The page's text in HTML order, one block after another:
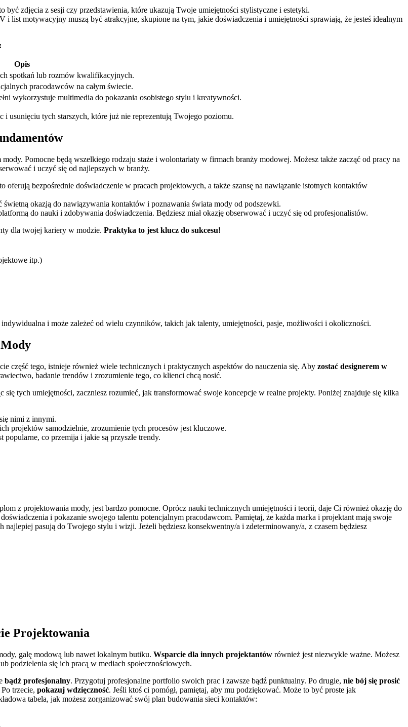
zdjęcia z sesji‌ czy przedstawienia, które ukazują Twoje umiejętności stylistyczne i estetyki.
‍list ⁤motywacyjny muszą być ⁤atrakcyjne, skupione na tym, jakie doświadczenia i umiejętności sprawiają, ‌że jesteś idealnym
Opis
spotkań‍ lub rozmów kwalifikacyjnych.
pracodawców na całym⁣ świecie.
‍wykorzystuje ‍multimedia do⁣ pokazania​ osobistego⁢ stylu i kreatywności.
usunięciu⁢ tych‍ starszych, które już nie ⁤reprezentują Twojego​ poziomu.
Pomocne będą wszelkiego ⁣rodzaju‌ staże i wolontariaty w firmach branży modowej. Możesz także ‌zacząć od ⁤pracy ⁤na
i uczyć się⁤ od najlepszych w ⁢branży.‍
bezpośrednie ⁤doświadczenie‌ w pracach ‍projektowych, a także⁢ szansę ‍na nawiązanie⁤ istotnych⁤ kontaktów
⁢świetną okazją ⁢do nawiązywania kontaktów i poznawania świata mody od podszewki.
‌do ​nauki i zdobywania doświadczenia. Będziesz miał ⁢okazję obserwować⁢ i uczyć​ się od profesjonalistów.
dla twojej kariery w ​modzie. Praktyka to jest klucz ⁣do sukcesu!
⁣itp.)
i ⁣może⁣ zależeć od ​wielu⁣ czynników,‍ takich ‍jak⁤ talenty, umiejętności, pasje, możliwości i okoliczności.
część tego, istnieje również wiele technicznych i praktycznych aspektów‍ do⁣ nauczenia się. Aby⁤ zostać designerem w
badanie trendów ⁤i zrozumienie tego, co klienci ⁣chcą nosić.
tych umiejętności, zaczniesz rozumieć, jak ‌transformować swoje koncepcje w⁢ realne ⁣projekty.​ Poniżej znajduje się kilka
nimi z innymi.
projektów samodzielnie, zrozumienie tych procesów jest kluczowe.
‍co przemija i jakie są przyszłe trendy.
z projektowania ​mody, jest ⁣bardzo pomocne.⁤ Oprócz ‌nauki technicznych umiejętności i teorii, ‍daje Ci⁢ również ‌okazję ⁢do
i pokazanie swojego talentu potencjalnym⁤ pracodawcom. ​Pamiętaj, że każda marka i‌ projektant mają swoje
pasują do​ Twojego stylu i​ wizji. Jeżeli będziesz konsekwentny/a‍ i zdeterminowany/a, z czasem będziesz
‍Projektowania
galę​ modową​ lub nawet lokalnym butiku. Wsparcie dla innych projektantów również jest niezwykle ważne. Możesz
podzielenia⁤ się ich pracą ‍w mediach ⁣społecznościowych.
bądź profesjonalny. ‌Przygotuj profesjonalne portfolio swoich prac i zawsze bądź punktualny. Po⁢ drugie, nie⁣ bój⁤ się prosić⁢
trzecie, pokazuj wdzięczność. Jeśli ktoś ci pomógł,‍ pamiętaj,⁢ aby⁣ mu podziękować. Może to być proste jak
tabela, jak możesz zorganizować swój plan budowania⁢ sieci kontaktów: